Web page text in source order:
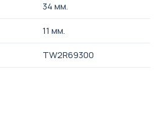
34 мм.
11 мм.
TW2R69300